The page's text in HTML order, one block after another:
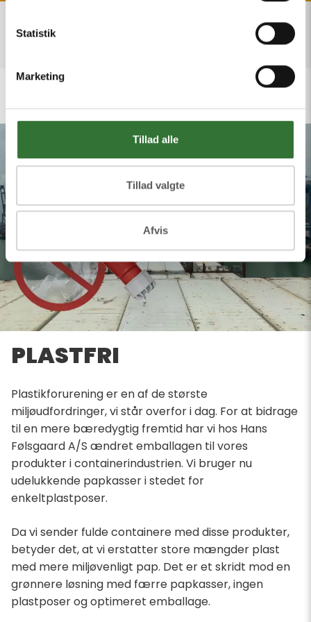
Statistik
Marketing
Tillad alle
Tillad valgte
Afvis
PLASTFRI
Plastikforurening er en af de største
miljøudfordringer, vi står overfor i dag. For at bidrage
til en mere bæredygtig fremtid har vi hos Hans
Følsgaard A/S ændret emballagen til vores
produkter i containerindustrien. Vi bruger nu
udelukkende papkasser i stedet for
enkeltplastposer.
Da vi sender fulde containere med disse produkter,
betyder det, at vi erstatter store mængder plast
med mere miljøvenligt pap. Det er et skridt mod en
grønnere løsning med færre papkasser, ingen
plastposer og optimeret emballage.